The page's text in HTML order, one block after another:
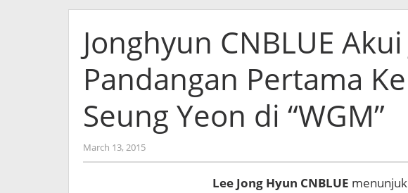
Jonghyun CNBLUE
Pandangan Pertama
Seung Yeon di “WGM”
March 13, 2015by
Koreanindo
Lee Jong Hyun CNBLUE